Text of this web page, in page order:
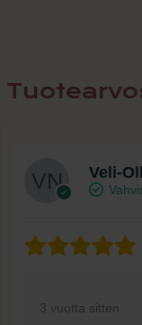
Veli-
3 vuotta sitten